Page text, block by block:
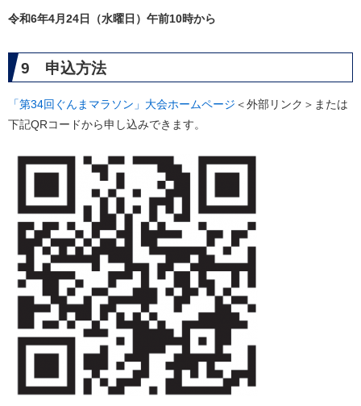
令和6年4月24日（水曜日）午前10時から
9 申込方法
「第34回ぐんまマラソン」大会ホームページ ＜外部リンク＞ または
下記QRコードから申し込みできます。